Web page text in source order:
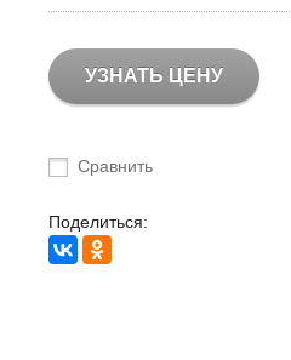
УЗНАТЬ ЦЕНУ
Сравнить
Поделиться: